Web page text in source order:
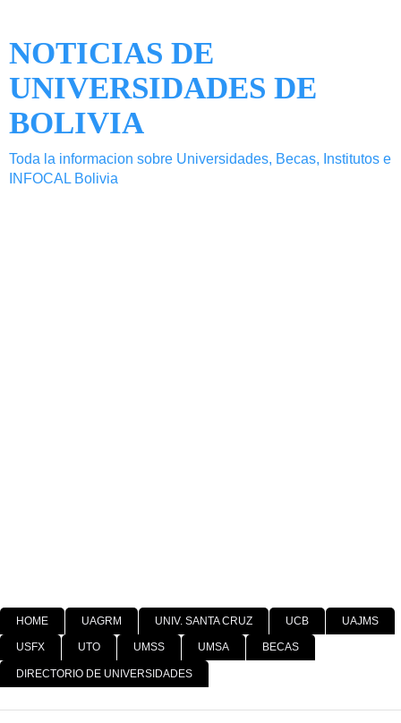
NOTICIAS DE
UNIVERSIDADES DE
BOLIVIA
Toda la informacion sobre Universidades, Becas, Institutos e
INFOCAL Bolivia
HOME UAGRM UNIV. SANTA CRUZ UCB UAJMS
USFX UTO UMSS UMSA BECAS
DIRECTORIO DE UNIVERSIDADES